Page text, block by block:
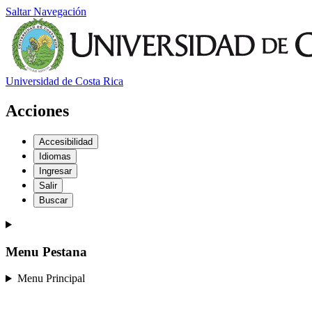
Saltar Navegación
Universidad de Costa Rica
Acciones
Accesibilidad
Idiomas
Ingresar
Salir
Buscar
Menu Pestana
Menu Principal